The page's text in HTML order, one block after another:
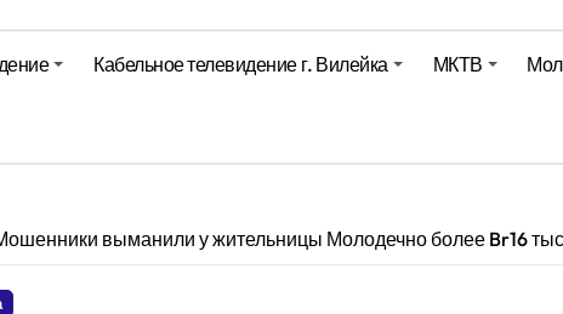
время местное – 05 08 2026
объявлен в Беларуси из-за жары
буфеты, вендинговые аппараты. Минобразования об
Кабельное телевидение г. Вилейка МКТВ
выманили у жительницы Молодечно более Br16